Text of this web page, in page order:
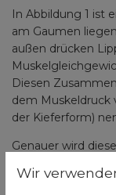
In Abbildung 1 ist
am Gaumen
außen drücken
Diesen
dem Muskeldruck
der Kieferform)
Genauer wird
Wir